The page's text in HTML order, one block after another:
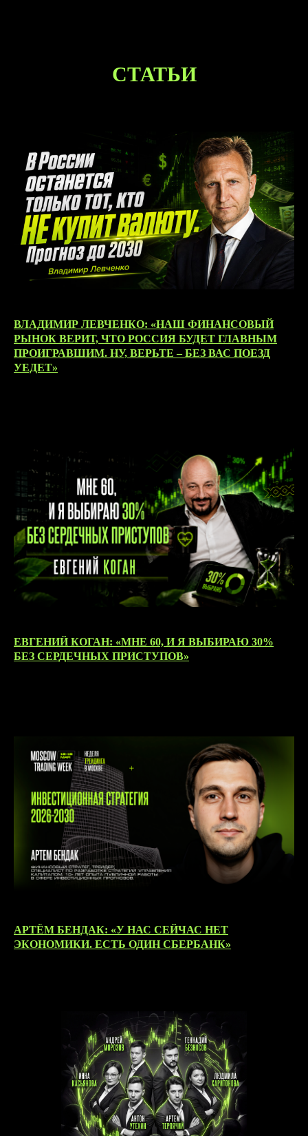
СТАТЬИ
ВЛАДИМИР ЛЕВЧЕНКО: «НАШ ФИНАНСОВЫЙ
РЫНОК ВЕРИТ, ЧТО РОССИЯ БУДЕТ ГЛАВНЫМ
ПРОИГРАВШИМ. НУ, ВЕРЬТЕ – БЕЗ ВАС ПОЕЗД
УЕДЕТ»
ЕВГЕНИЙ КОГАН: «МНЕ 60, И Я ВЫБИРАЮ 30%
БЕЗ СЕРДЕЧНЫХ ПРИСТУПОВ»
АРТЁМ БЕНДАК: «У НАС СЕЙЧАС НЕТ
ЭКОНОМИКИ. ЕСТЬ ОДИН СБЕРБАНК»